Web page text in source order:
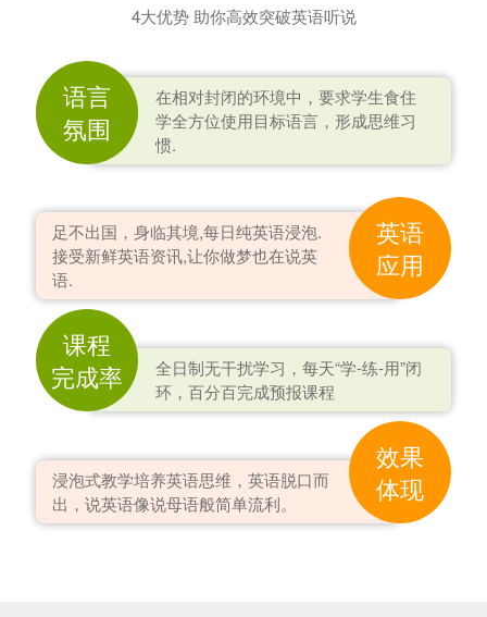
4大优势 助你高效突破英语听说
语言
氛围
在相对封闭的环境中，要求学生食住
学全方位使用目标语言，形成思维习
惯.
英语
应用
足不出国，身临其境,每日纯英语浸泡.
接受新鲜英语资讯,让你做梦也在说英
语.
课程
完成率
全日制无干扰学习，每天“学-练-用”闭
环，百分百完成预报课程
效果
体现
浸泡式教学培养英语思维，英语脱口而
出，说英语像说母语般简单流利。